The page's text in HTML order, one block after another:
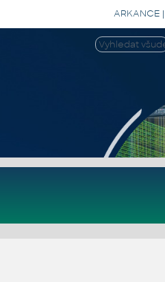
ARKANCE |